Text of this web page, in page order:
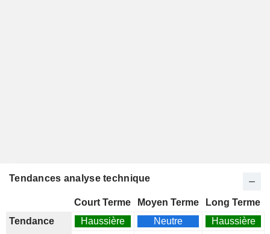
Tendances analyse technique
Court Terme Moyen Terme
Long Terme
Tendance
Haussière Neutre
Haussière